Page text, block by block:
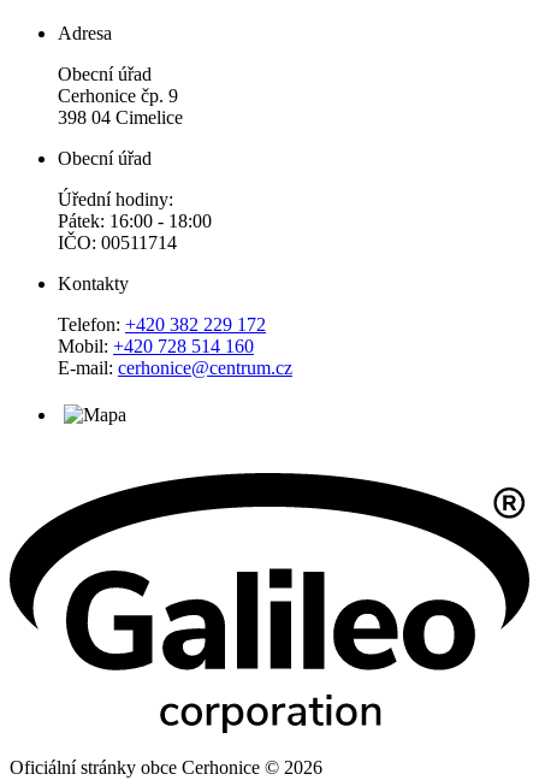
Adresa
Obecní úřad
Cerhonice čp. 9
398 04 Cimelice
Obecní úřad
Úřední hodiny:
Pátek: 16:00 - 18:00
IČO: 00511714
Kontakty
Telefon: +420 382 229 172
Mobil: +420 728 514 160
E-mail: cerhonice@centrum.cz
Oficiální stránky obce Cerhonice © 2026